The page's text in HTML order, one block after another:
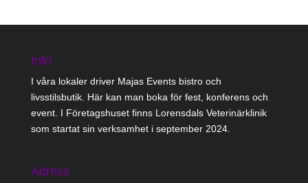
Info
I våra lokaler driver Majas Events bistro och
livsstilsbutik. Här kan man boka för fest, konferens och
event. I Företagshuset finns Lorensdals Veterinärklinik
som startat sin verksamhet i september 2024.
Adress